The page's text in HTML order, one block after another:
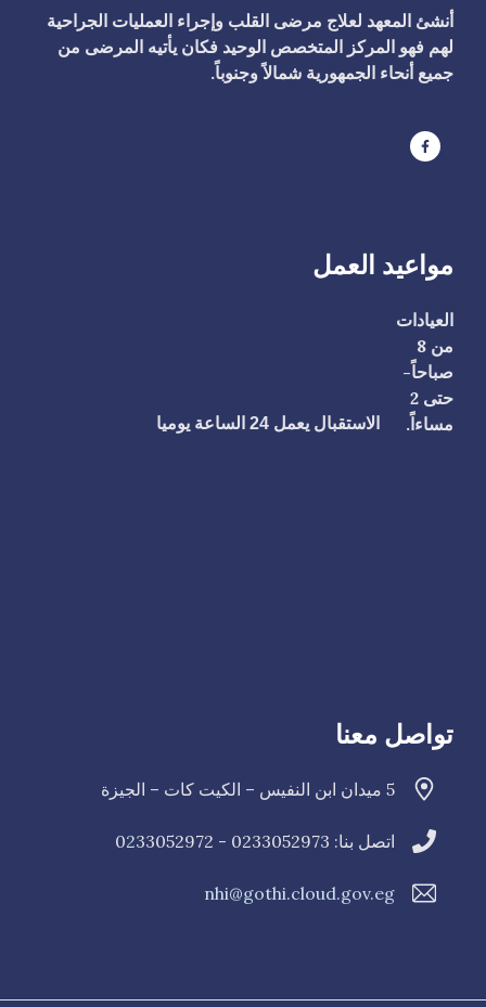
أنشئ المعهد لعلاج مرضى القلب وإجراء العمليات الجراحية
لهم فهو المركز المتخصص الوحيد فكان يأتيه المرضى من
جميع أنحاء الجمهورية شمالاً وجنوباً.
مواعيد العمل
العيادات
من 8
صباحاً-
حتى 2
مساءاً.
الاستقبال يعمل 24 الساعة يوميا
تواصل معنا
5 ميدان ابن النفيس – الكيت كات – الجيزة
اتصل بنا: 0233052973 - 0 233052972
nhi@gothi.cloud.gov.eg